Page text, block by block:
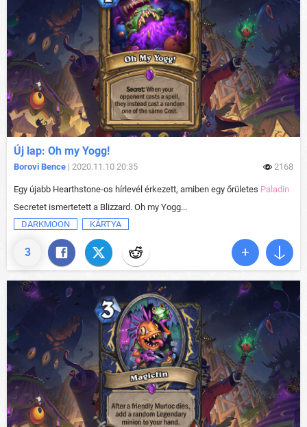
3
Új lap: Oh my Yogg!
Borovi Bence | 2020.11.10 20:35 2168
Egy újabb Hearthstone-os hírlevél érkezett, amiben egy őrületes Paladin
Secretet ismertetett a Blizzard. Oh my Yogg...
DARKMOON
KÁRTYA